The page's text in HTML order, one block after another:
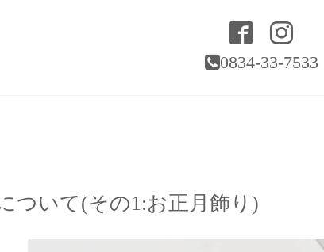
0834-33-7533
ついて(その1:お正月飾り)